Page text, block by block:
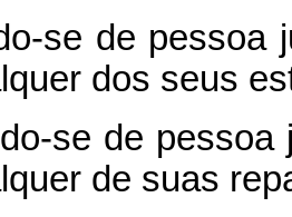
se de pessoa
dos seus
se de
de suas